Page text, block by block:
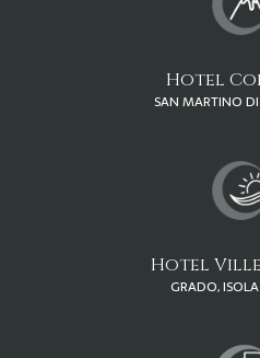
Hotel
SAN MARTINO
Hotel
GRADO,